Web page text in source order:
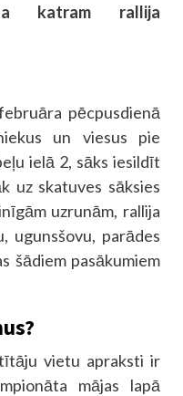
katram rallija
pēcpusdienā
un viesus pie
ielā 2, sāks iesildīt
uz skatuves sāksies
uzrunām, rallija
ugunsšovu, parādes
šādiem pasākumiem
vietu apraksti ir
mājas lapā